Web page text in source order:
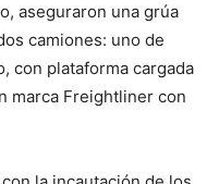
aseguraron una grúa
camiones: uno de
con plataforma cargada
marca Freightliner con